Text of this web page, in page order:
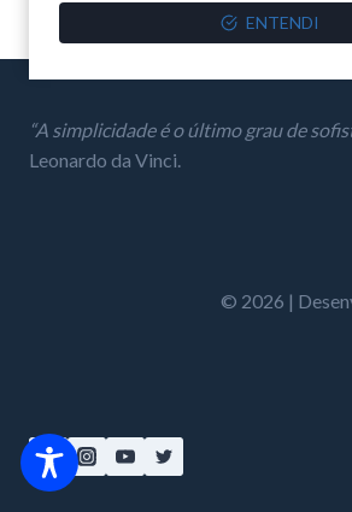
“A simplicidade é o último grau de
Leonardo da Vinci.
© 2026 |
ENTENDI